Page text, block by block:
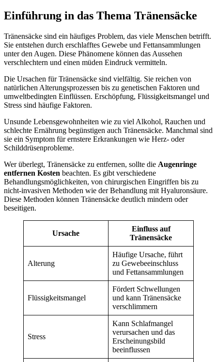
Einführung in das Thema Tränensäcke
Tränensäcke sind ein häufiges Problem, das viele Menschen betrifft.
Sie entstehen durch erschlafftes Gewebe und Fettansammlungen
unter den Augen. Diese Phänomene können das Aussehen
verschlechtern und einen müden Eindruck vermitteln.
Die Ursachen für Tränensäcke sind vielfältig. Sie reichen von
natürlichen Alterungsprozessen bis zu genetischen Faktoren und
umweltbedingten Einflüssen. Erschöpfung, Flüssigkeitsmangel und
Stress sind häufige Faktoren.
Unsunde Lebensgewohnheiten wie zu viel Alkohol, Rauchen und
schlechte Ernährung begünstigen auch Tränensäcke. Manchmal sind
sie ein Symptom für ernstere Erkrankungen wie Herz- oder
Schilddrüsenprobleme.
Wer überlegt, Tränensäcke zu entfernen, sollte die Augenringe
entfernen Kosten beachten. Es gibt verschiedene
Behandlungsmöglichkeiten, von chirurgischen Eingriffen bis zu
nicht-invasiven Methoden wie der Behandlung mit Hyaluronsäure.
Diese Methoden können Tränensäcke deutlich mindern oder
beseitigen.
Ursache
Einfluss auf
Tränensäcke
Alterung
Häufige Ursache, führt
zu Gewebeeinschluss
und Fettansammlungen
Flüssigkeitsmangel
Fördert Schwellungen
und kann Tränensäcke
verschlimmern
Stress
Kann Schlafmangel
verursachen und das
Erscheinungsbild
beeinflussen